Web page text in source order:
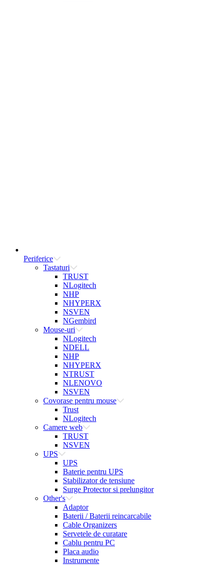
Periferice
Tastaturi
TRUST
NLogitech
NHP
NHYPERX
NSVEN
NGembird
Mouse-uri
NLogitech
NDELL
NHP
NHYPERX
NTRUST
NLENOVO
NSVEN
Covorase pentru mouse
Trust
NLogitech
Camere web
TRUST
NSVEN
UPS
UPS
Baterie pentru UPS
Stabilizator de tensiune
Surge Protector si prelungitor
Other's
Adaptor
Baterii / Baterii reincarcabile
Cable Organizers
Servetele de curatare
Cablu pentru PC
Placa audio
Instrumente